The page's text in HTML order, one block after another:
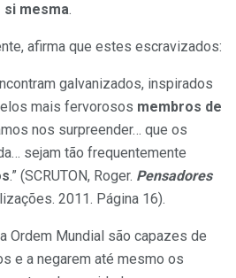
si mesma.
afirma que estes escravizados:
galvanizados, inspirados
mais fervorosos membros de
nos surpreender… que os
sejam tão frequentemente
.” (SCRUTON, Roger. Pensadores
2011. Página 16).
Ordem Mundial são capazes de
e a negarem até mesmo os